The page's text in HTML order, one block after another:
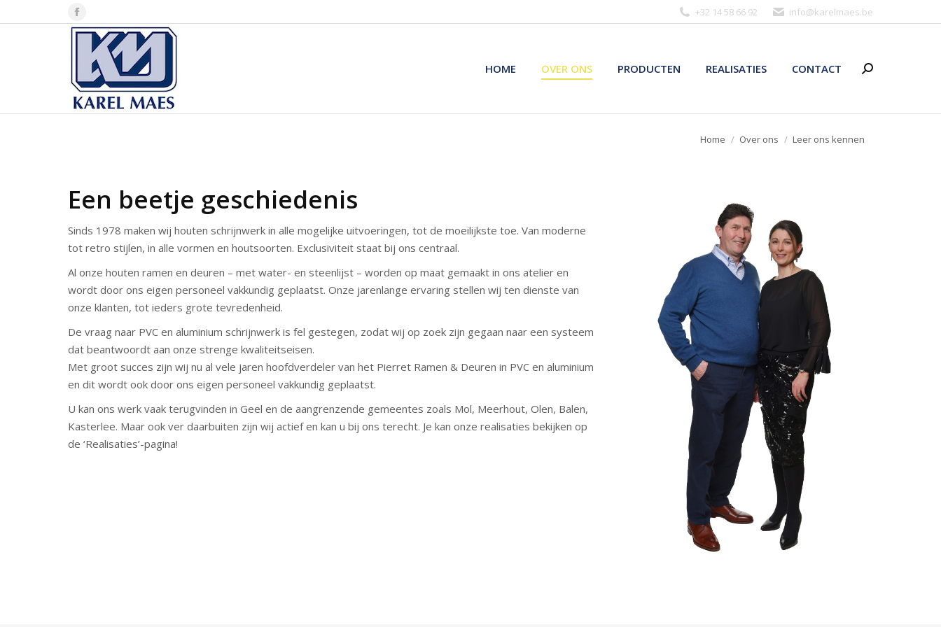
Facebook
page
opens
new
window
+32 14 58 66 92 eb.seamlerak@ofni
HOME OVER ONS PRODUCTEN REALISATIES CONTACT Zoeken:
Je bent hier:
Home Over ons Leer ons kennen
Een beetje geschiedenis
Sinds 1978 maken wij houten schrijnwerk in alle mogelijke uitvoeringen, tot de moeilijkste toe. Van moderne
tot retro stijlen, in alle vormen en houtsoorten. Exclusiviteit staat bij ons centraal.
Al onze houten ramen en deuren – met water- en steenlijst – worden op maat gemaakt in ons atelier en
wordt door ons eigen personeel vakkundig geplaatst. Onze jarenlange ervaring stellen wij ten dienste van
onze klanten, tot ieders grote tevredenheid.
De vraag naar PVC en aluminium schrijnwerk is fel gestegen, zodat wij op zoek zijn gegaan naar een systeem
dat beantwoordt aan onze strenge kwaliteitseisen.
Met groot succes zijn wij nu al vele jaren hoofdverdeler van het Pierret Ramen & Deuren in PVC en aluminium
en dit wordt ook door ons eigen personeel vakkundig geplaatst.
U kan ons werk vaak terugvinden in Geel en de aangrenzende gemeentes zoals Mol, Meerhout, Olen, Balen,
Kasterlee. Maar ook ver daarbuiten zijn wij actief en kan u bij ons terecht. Je kan onze realisaties bekijken op
de ‘Realisaties’-pagina!